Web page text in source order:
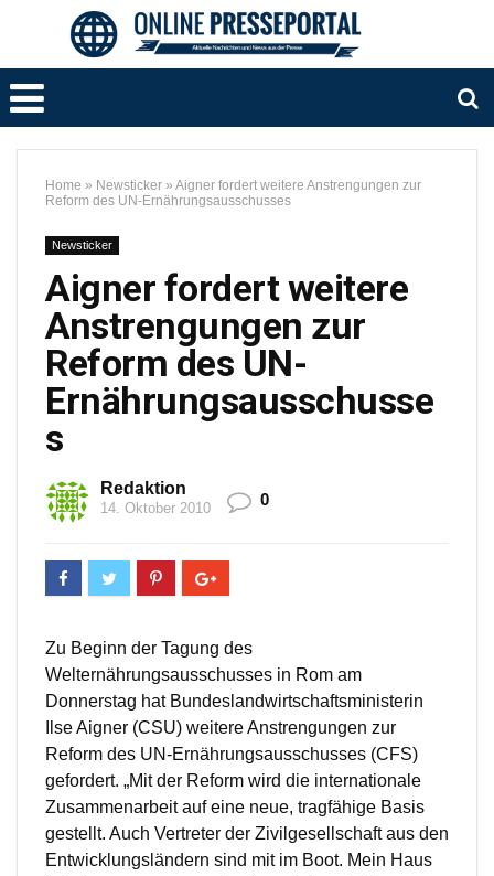
Home » Newsticker » Aigner fordert weitere Anstrengungen zur
Reform des UN-Ernährungsausschusses
Newsticker
Aigner fordert weitere
Anstrengungen zur
Reform des UN-
Ernährungsausschusse
s
Redaktion
14. Oktober 2010 0
Zu Beginn der Tagung des
Welternährungsausschusses in Rom am
Donnerstag hat Bundeslandwirtschaftsministerin
Ilse Aigner (CSU) weitere Anstrengungen zur
Reform des UN-Ernährungsausschusses (CFS)
gefordert. „Mit der Reform wird die internationale
Zusammenarbeit auf eine neue, tragfähige Basis
gestellt. Auch Vertreter der Zivilgesellschaft aus den
Entwicklungsländern sind mit im Boot. Mein Haus